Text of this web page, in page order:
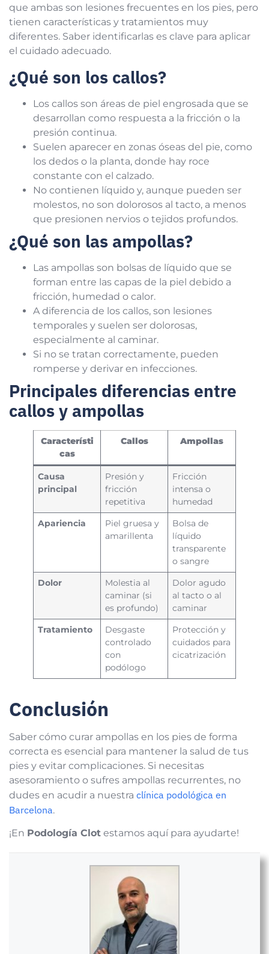
que ambas son lesiones frecuentes en los pies, pero
tienen características y tratamientos muy
diferentes. Saber identificarlas es clave para aplicar
el cuidado adecuado.
¿Qué son los callos?
Los callos son áreas de piel engrosada que se
desarrollan como respuesta a la fricción o la
presión continua.
Suelen aparecer en zonas óseas del pie, como
los dedos o la planta, donde hay roce
constante con el calzado.
No contienen líquido y, aunque pueden ser
molestos, no son dolorosos al tacto, a menos
que presionen nervios o tejidos profundos.
¿Qué son las ampollas?
Las ampollas son bolsas de líquido que se
forman entre las capas de la piel debido a
fricción, humedad o calor.
A diferencia de los callos, son lesiones
temporales y suelen ser dolorosas,
especialmente al caminar.
Si no se tratan correctamente, pueden
romperse y derivar en infecciones.
Principales diferencias entre
callos y ampollas
Característi
cas
Callos Ampollas
Causa
principal
Presión y
fricción
repetitiva
Fricción
intensa o
humedad
Apariencia
Piel gruesa y
amarillenta
Bolsa de
líquido
transparente
o sangre
Dolor
Molestia al
caminar (si
es profundo)
Dolor agudo
al tacto o al
caminar
Tratamiento
Desgaste
controlado
con
podólogo
Protección y
cuidados para
cicatrización
Conclusión
Saber cómo curar ampollas en los pies de forma
correcta es esencial para mantener la salud de tus
pies y evitar complicaciones. Si necesitas
asesoramiento o sufres ampollas recurrentes, no
dudes en acudir a nuestra clínica podológica en
Barcelona.
¡En Podología Clot estamos aquí para ayudarte!